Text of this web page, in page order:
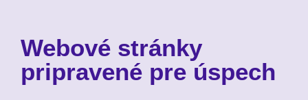
Webové stránky
pripravené pre úspech